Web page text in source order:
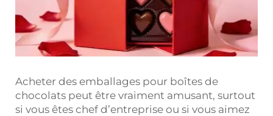
Acheter des emballages pour boîtes de
chocolats peut être vraiment amusant, surtout
si vous êtes chef d’entreprise ou si vous aimez